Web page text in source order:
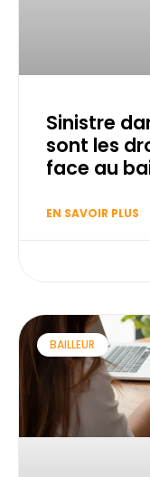
Sinistre
sont les
face au
EN SAVOIR PLUS
BAILLEUR